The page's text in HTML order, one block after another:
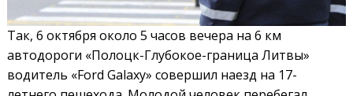
Так, 6 октября около 5 часов вечера на 6 км
автодороги «Полоцк-Глубокое-граница Литвы»
водитель «Ford Galaxy» совершил наезд на 17-